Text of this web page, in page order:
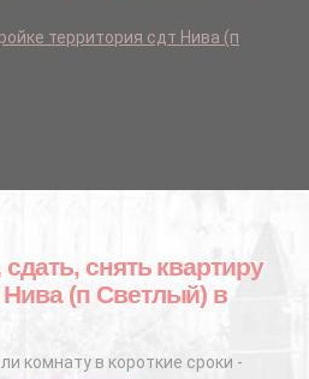
территория сдт Нива (п
снять квартиру
Нива (п Светлый) в
комнату в короткие сроки -